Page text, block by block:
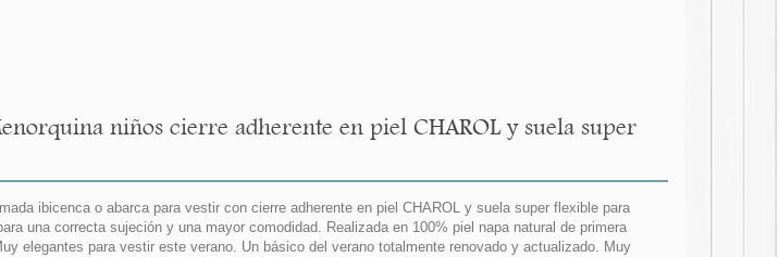
niños cierre adherente en piel CHAROL y suela super
ibicenca o abarca para vestir con cierre adherente en piel CHAROL y suela super flexible para
una correcta sujeción y una mayor comodidad. Realizada en 100% piel napa natural de primera
elegantes para vestir este verano. Un básico del verano totalmente renovado y actualizado. Muy